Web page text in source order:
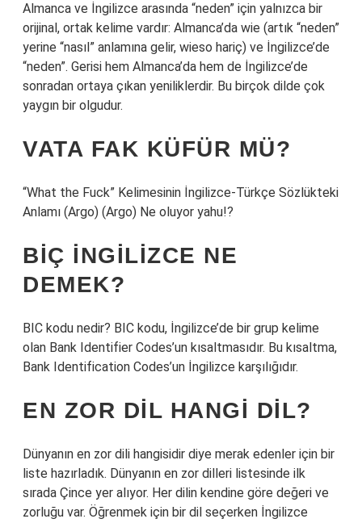
Almanca ve İngilizce arasında “neden” için yalnızca bir
orijinal, ortak kelime vardır: Almanca’da wie (artık “neden”
yerine “nasıl” anlamına gelir, wieso hariç) ve İngilizce’de
“neden”. Gerisi hem Almanca’da hem de İngilizce’de
sonradan ortaya çıkan yeniliklerdir. Bu birçok dilde çok
yaygın bir olgudur.
VATA FAK KÜFÜR MÜ?
“What the Fuck” Kelimesinin İngilizce-Türkçe Sözlükteki
Anlamı (Argo) (Argo) Ne oluyor yahu!?
BIÇ İNGILIZCE NE
DEMEK?
BIC kodu nedir? BIC kodu, İngilizce’de bir grup kelime
olan Bank Identifier Codes’un kısaltmasıdır. Bu kısaltma,
Bank Identification Codes’un İngilizce karşılığıdır.
EN ZOR DIL HANGI DIL?
Dünyanın en zor dili hangisidir diye merak edenler için bir
liste hazırladık. Dünyanın en zor dilleri listesinde ilk
sırada Çince yer alıyor. Her dilin kendine göre değeri ve
zorluğu var. Öğrenmek için bir dil seçerken İngilizce